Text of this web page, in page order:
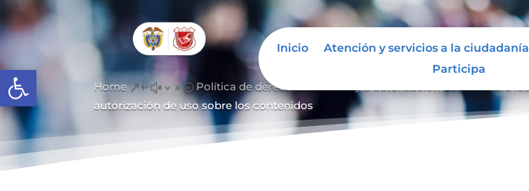
Abrir barra de herramientas
Inicio Atención y servicios a la ciudadanía
Participa
Home &#x39; Política de derechos de autor y/
autorización de uso sobre los contenidos